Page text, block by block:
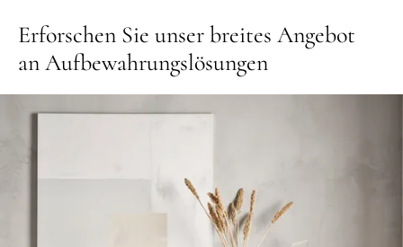
Erforschen Sie unser breites Angebot
an Aufbewahrungslösungen